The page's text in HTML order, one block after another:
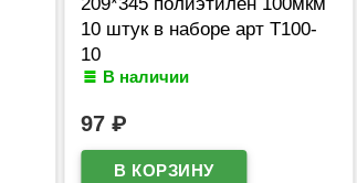
10 штук в наборе арт Т100-
10
В наличии
97₽